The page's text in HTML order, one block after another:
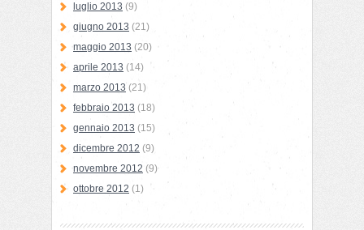
luglio 2013 (9)
giugno 2013 (21)
maggio 2013 (20)
aprile 2013 (14)
marzo 2013 (21)
febbraio 2013 (18)
gennaio 2013 (15)
dicembre 2012 (9)
novembre 2012 (9)
ottobre 2012 (1)